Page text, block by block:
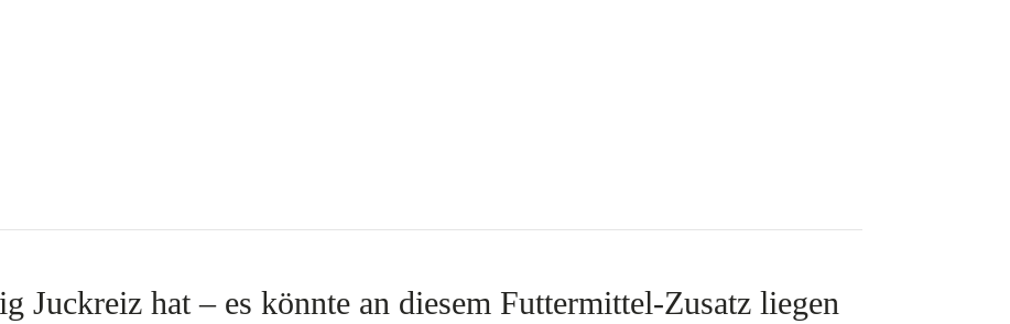
Juckreiz hat – es könnte an diesem Futtermittel-Zusatz liegen